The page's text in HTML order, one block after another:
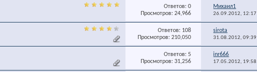
Ответов: 0
Просмотров: 24,966
Михаил1
26.09.2012, 12:17
Ответов: 108
Просмотров: 210,050
sirota
31.08.2012,09:39
Ответов: 5
Просмотров: 31,256
inr666
17.05.2012, 19:58